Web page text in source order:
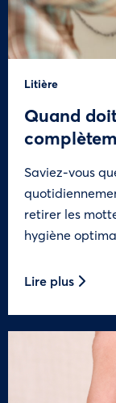
Litière
Quand
Saviez-vous
retirer les
hygiène
Lire plus